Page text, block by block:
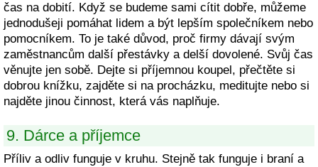
čas na dobití. Když se budeme sami cítit dobře, můžeme
jednodušeji pomáhat lidem a být lepším společníkem nebo
pomocníkem. To je také důvod, proč firmy dávají svým
zaměstnancům další přestávky a delší dovolené. Svůj čas
věnujte jen sobě. Dejte si příjemnou koupel, přečtěte si
dobrou knížku, zajděte si na procházku, meditujte nebo si
najděte jinou činnost, která vás naplňuje.
9. Dárce a příjemce
Příliv a odliv funguje v kruhu. Stejně tak funguje i braní a